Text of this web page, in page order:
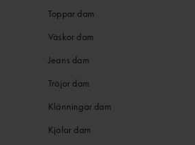
Toppar dam
Väskor dam
Jeans dam
Tröjor dam
Klänningar dam
Kjolar dam